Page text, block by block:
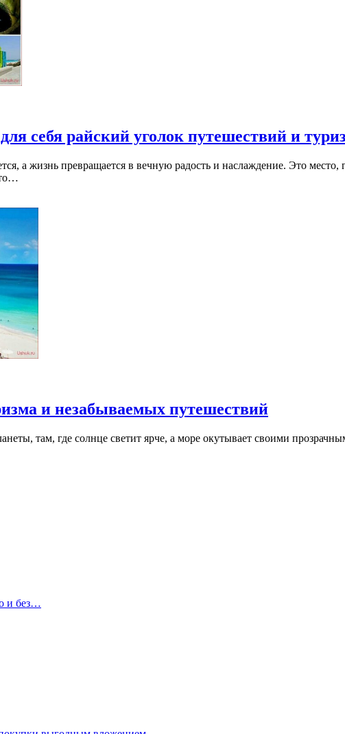
себя райский уголок путешествий и
а жизнь превращается в вечную радость и наслаждение. Это
и незабываемых путешествий
там, где солнце светит ярче, а море окутывает своими
и без…